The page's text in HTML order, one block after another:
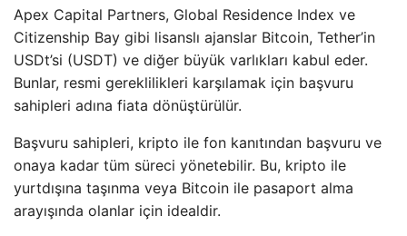
Apex Capital Partners, Global Residence Index ve
Citizenship Bay gibi lisanslı ajanslar Bitcoin, Tether’in
USDt’si (USDT) ve diğer büyük varlıkları kabul eder.
Bunlar, resmi gereklilikleri karşılamak için başvuru
sahipleri adına fiata dönüştürülür.
Başvuru sahipleri, kripto ile fon kanıtından başvuru ve
onaya kadar tüm süreci yönetebilir. Bu, kripto ile
yurtdışına taşınma veya Bitcoin ile pasaport alma
arayışında olanlar için idealdir.